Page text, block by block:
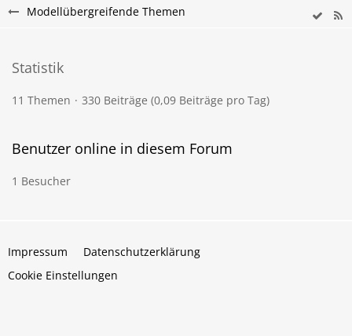
Modellübergreifende Themen
Statistik
11 Themen 330 Beiträge (0,09 Beiträge pro Tag)
Benutzer online in diesem Forum
1 Besucher
Impressum
Datenschutzerklärung
Cookie Einstellungen